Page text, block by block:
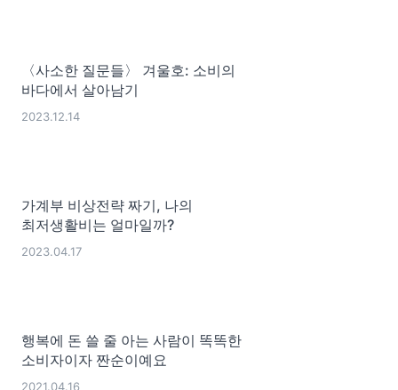
〈사소한 질문들〉 겨울호: 소비의
바다에서 살아남기
2023.12.14
가계부 비상전략 짜기, 나의
최저생활비는 얼마일까?
2023.04.17
행복에 돈 쓸 줄 아는 사람이 똑똑한
소비자이자 짠순이예요
2021.04.16